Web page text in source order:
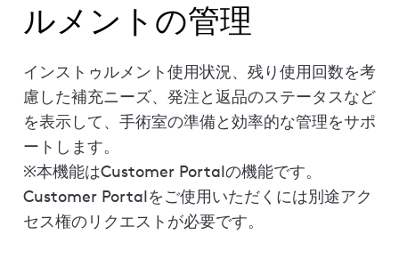
ルメントの管理
インストゥルメント使用状況、残り使用回数を考
慮した補充ニーズ、発注と返品のステータスなど
を表示して、手術室の準備と効率的な管理をサポ
ートします。
※本機能はCustomer Portalの機能です。
Customer Portalをご使用いただくには別途アク
セス権のリクエストが必要です。